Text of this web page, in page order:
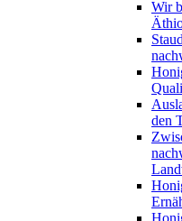
Wir
den